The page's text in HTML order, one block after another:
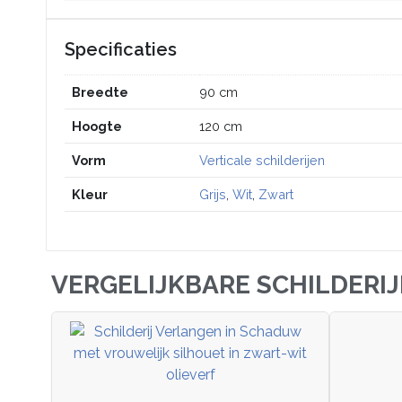
Specificaties
Breedte 90 cm
Hoogte 120 cm
Vorm Verticale schilderijen
Kleur Grijs Wit Zwart
VERGELIJKBARE